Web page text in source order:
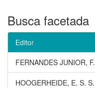
Busca facetada
Editor
FERNANDES JUNIOR, F.
HOOGERHEIDE, E. S. S.